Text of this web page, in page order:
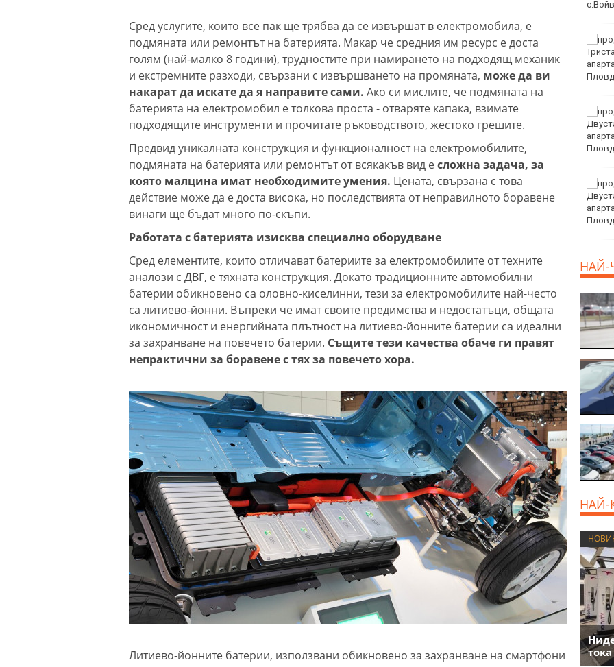
Сред услугите, които все пак ще трябва да се извършат в електромобила, е
подмяната или ремонтът на батерията. Макар че средния им ресурс е доста
голям (най-малко 8 години), трудностите при намирането на подходящ механик
и екстремните разходи, свързани с извършването на промяната, може да ви
накарат да искате да я направите сами. Ако си мислите, че подмяната на
батерията на електромобил е толкова проста - отваряте капака, взимате
подходящите инструменти и прочитате ръководството, жестоко грешите.
Предвид уникалната конструкция и функционалност на електромобилите,
подмяната на батерията или ремонтът от всякакъв вид есложна задача, за
която малцина имат необходимите умения. Цената, свързана с това
действие може да е доста висока, но последствията от неправилното боравене
винаги ще бъдат много по-скъпи.
Работата с батерията изисква специално оборудване
Сред елементите, които отличават батериите за електромобилите от техните
аналози с ДВГ, е тяхната конструкция. Докато традиционните автомобилни
батерии обикновено са оловно-киселинни, тези за електромобилите най-често
са литиево-йонни. Въпреки че имат своите предимства и недостатъци, общата
икономичност и енергийната плътност на литиево-йонните батерии са идеални
за захранване на повечето батерии. Същите тези качества обаче ги правят
непрактични за боравене с тях за повечето хора.
Литиево-йонните батерии, използвани обикновено за захранване на смартфони
"Изкуството на Джън-
Шан-Жен" отново е във
Варна
Какво време ни очаква
в събота?
Затварят за кратко ул.
„Вълноломна“ в неделя
НАЙ-
НАЙ-